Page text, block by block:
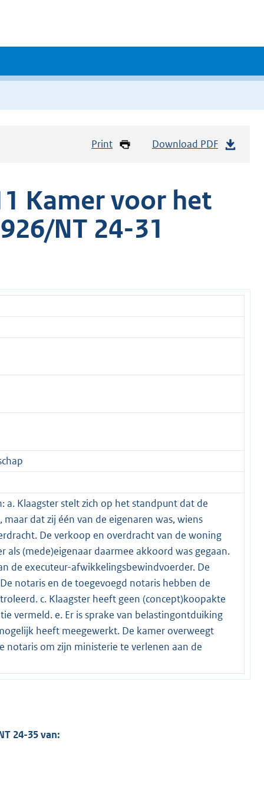
Print Download PDF
Kamer voor het
NT 24-31
Klaagster stelt zich op het standpunt dat de
dat zij één van de eigenaren was, wiens
De verkoop en overdracht van de woning
(mede)eigenaar daarmee akkoord was gegaan.
de executeur-afwikkelingsbewindvoerder. De
notaris en de toegevoegd notaris hebben de
c. Klaagster heeft geen (concept)koopakte
vermeld. e. Er is sprake van belastingontduiking
heeft meegewerkt. De kamer overweegt
notaris om zijn ministerie te verlenen aan de
24-35 van: